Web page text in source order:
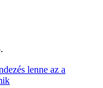
lenne az a